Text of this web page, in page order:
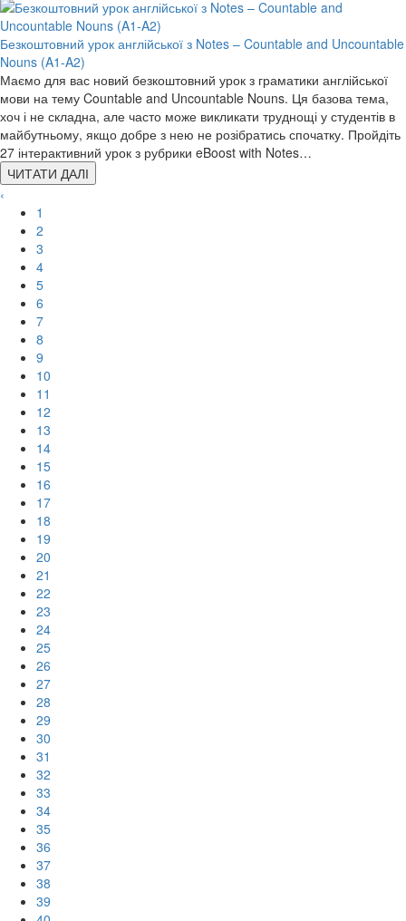
Безкоштовний урок англійської з Notes – Countable and Uncountable
Nouns (A1-A2)
Маємо для вас новий безкоштовний урок з граматики англійської
мови на тему Countable and Uncountable Nouns. Ця базова тема,
хоч і не складна, але часто може викликати труднощі у студентів в
майбутньому, якщо добре з нею не розібратись спочатку. Пройдіть
27 інтерактивний урок з рубрики eBoost with Notes…
ЧИТАТИ ДАЛІ
‹
1
2
3
4
5
6
7
8
9
10
11
12
13
14
15
16
17
18
19
20
21
22
23
24
25
26
27
28
29
30
31
32
33
34
35
36
37
38
39